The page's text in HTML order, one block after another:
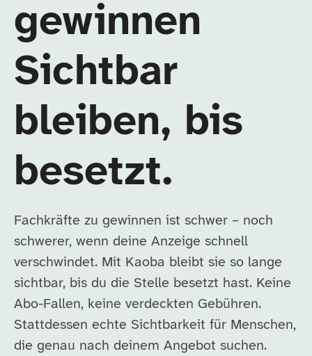
gewinnen
Sichtbar
bleiben, bis
besetzt.
Fachkräfte zu gewinnen ist schwer – noch
schwerer, wenn deine Anzeige schnell
verschwindet. Mit Kaoba bleibt sie so lange
sichtbar, bis du die Stelle besetzt hast. Keine
Abo-Fallen, keine verdeckten Gebühren.
Stattdessen echte Sichtbarkeit für Menschen,
die genau nach deinem Angebot suchen.